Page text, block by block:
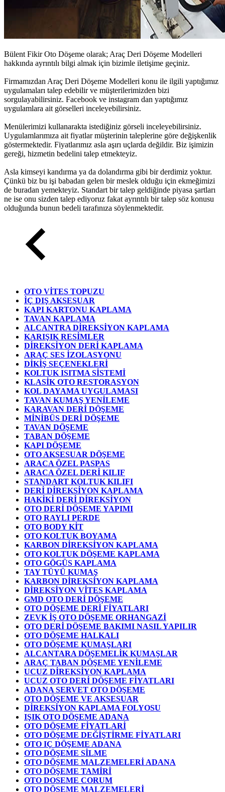
Bülent Fikir Oto Döşeme olarak; Araç Deri Döşeme Modelleri
hakkında ayrıntılı bilgi almak için bizimle iletişime geçiniz.
Firmamızdan Araç Deri Döşeme Modelleri konu ile ilgili yaptığımız
uygulamaları talep edebilir ve müşterilerimizden bizi
sorgulayabilirsiniz. Facebook ve instagram dan yaptığımız
uygulamlara ait görselleri inceleyebilirsiniz.
Menülerimizi kullanarakta istediğiniz görseli inceleyebilirsiniz.
Uygulamlarımıza ait fiyatlar müşterinin taleplerine göre değişkenlik
göstermektedir. Fiyatlarımız asla aşırı uçlarda değildir. Biz işimizin
gereği, hizmetin bedelini talep etmekteyiz.
Asla kimseyi kandırma ya da dolandırma gibi bir derdimiz yoktur.
Çünkü biz bu işi babadan gelen bir meslek olduğu için ekmeğimizi
de buradan yemekteyiz. Standart bir talep geldiğinde piyasa şartları
ne ise onu sizden talep ediyoruz fakat ayrıntılı bir talep söz konusu
olduğunda bunun bedeli tarafınıza söylenmektedir.
OTO VİTES TOPUZU
İÇ DIŞ AKSESUAR
KAPI KARTONU KAPLAMA
TAVAN KAPLAMA
ALCANTRA DİREKSİYON KAPLAMA
KARIŞIK RESİMLER
DİREKSİYON DERİ KAPLAMA
ARAÇ SES İZOLASYONU
DİKİŞ SEÇENEKLERİ
KOLTUK ISITMA SİSTEMİ
KLASİK OTO RESTORASYON
KOL DAYAMA UYGULAMASI
TAVAN KUMAŞ YENİLEME
KARAVAN DERİ DÖŞEME
MİNİBÜS DERİ DÖŞEME
TAVAN DÖŞEME
TABAN DÖŞEME
KAPI DÖŞEME
OTO AKSESUAR DÖŞEME
ARACA ÖZEL PASPAS
ARACA ÖZEL DERİ KILIF
STANDART KOLTUK KILIFI
DERİ DİREKSİYON KAPLAMA
HAKİKİ DERİ DİREKSİYON
OTO DERİ DÖŞEME YAPIMI
OTO RAYLI PERDE
OTO BODY KİT
OTO KOLTUK BOYAMA
KARBON DİREKSİYON KAPLAMA
OTO KOLTUK DÖŞEME KAPLAMA
OTO GÖGÜS KAPLAMA
TAY TÜYÜ KUMAŞ
KARBON DİREKSİYON KAPLAMA
DİREKSİYON VİTES KAPLAMA
GMD OTO DERİ DÖŞEME
OTO DÖŞEME DERİ FİYATLARI
ZEVK İŞ OTO DÖŞEME ORHANGAZİ
OTO DERİ DÖŞEME BAKIMI NASIL YAPILIR
OTO DÖŞEME HALKALI
OTO DÖŞEME KUMAŞLARI
ALCANTARA DÖŞEMELİK KUMAŞLAR
ARAÇ TABAN DÖŞEME YENİLEME
UCUZ DİREKSİYON KAPLAMA
UCUZ OTO DERİ DÖŞEME FİYATLARI
ADANA SERVET OTO DÖŞEME
OTO DÖŞEME VE AKSESUAR
DİREKSİYON KAPLAMA FOLYOSU
IŞIK OTO DÖŞEME ADANA
OTO DÖŞEME FİYATLARİ
OTO DÖŞEME DEĞİŞTİRME FİYATLARI
OTO IÇ DÖŞEME ADANA
OTO DÖŞEME SİLME
OTO DÖŞEME MALZEMELERİ ADANA
OTO DÖŞEME TAMİRİ
OTO DOSEME CORUM
OTO DÖŞEME MALZEMELERİ